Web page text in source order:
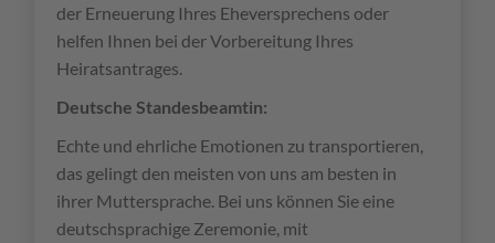
der Erneuerung Ihres Eheversprechens oder
helfen Ihnen bei der Vorbereitung Ihres
Heiratsantrages.
Deutsche Standesbeamtin:
Echte und ehrliche Emotionen zu transportieren,
das gelingt den meisten von uns am besten in
ihrer Muttersprache. Bei uns können Sie eine
deutschsprachige Zeremonie, mit